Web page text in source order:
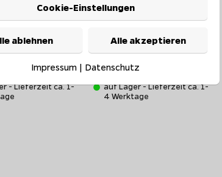
Bodenschutzmatte
- Lieferzeit ca. 1-
Beefer Grillmatte /
Grillunterlage für Beefer PRO /
UVP 21,90 EUR
20,81 EUR
auf Lager - Lieferzeit ca. 1-
4 Werktage
Cookie-Einstellungen
ablehnen Alle akzeptieren
Impressum | Datenschutz